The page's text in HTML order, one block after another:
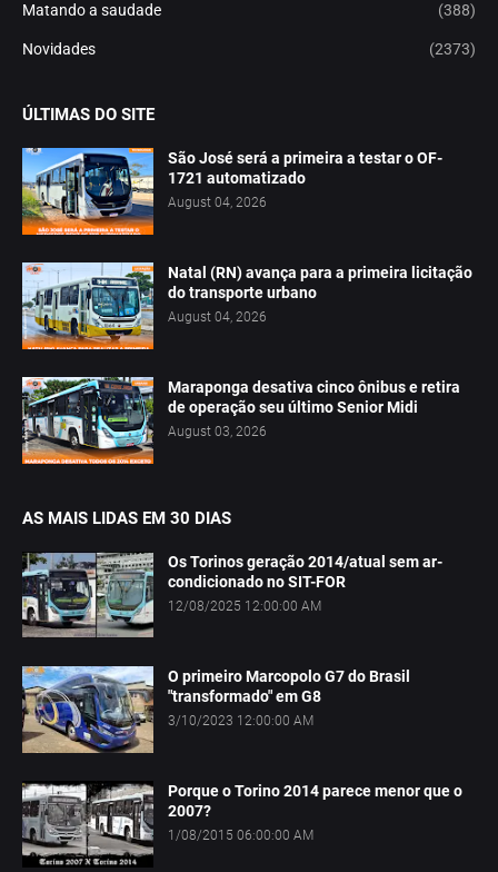
Matando a saudade (388)
Novidades (2373)
ÚLTIMAS DO SITE
São José será a primeira a testar o OF-
1721 automatizado
August 04, 2026
Natal (RN) avança para a primeira licitação
do transporte urbano
August 04, 2026
Maraponga desativa cinco ônibus e retira
de operação seu último Senior Midi
August 03, 2026
AS MAIS LIDAS EM 30 DIAS
Os Torinos geração 2014/atual sem ar-
condicionado no SIT-FOR
12/08/2025 12:00:00 AM
O primeiro Marcopolo G7 do Brasil
"transformado" em G8
3/10/2023 12:00:00 AM
Porque o Torino 2014 parece menor que o
2007?
1/08/2015 06:00:00 AM